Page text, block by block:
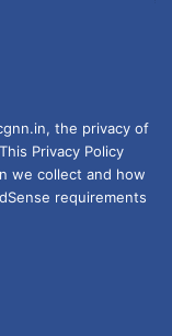
the privacy of
Privacy Policy
we collect and how
requirements